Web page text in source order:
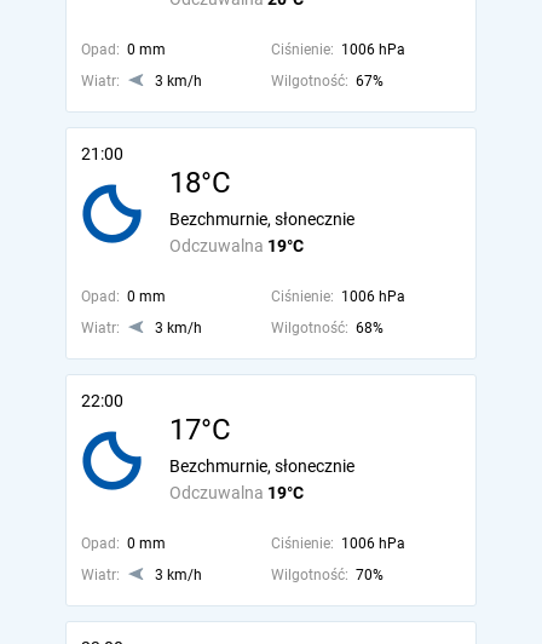
Opad: 0 mm Ciśnienie: 1006 hPa
Wiatr:
3 km/h Wilgotność: 67%
21:00
18°C
Odczuwalna 19°C
Bezchmurnie, słonecznie
Opad: 0 mm Ciśnienie: 1006 hPa
Wiatr:
3 km/h Wilgotność: 68%
22:00
17°C
Odczuwalna 19°C
Bezchmurnie, słonecznie
Opad: 0 mm Ciśnienie: 1006 hPa
Wiatr:
3 km/h Wilgotność: 70%